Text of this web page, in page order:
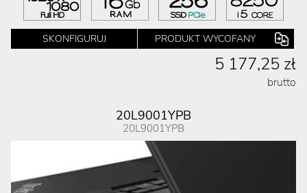
SKONFIGURUJ PRODUKT WYCOFANY
5 177,25 zł
brutto
20L9001YPB
20L9001YPB